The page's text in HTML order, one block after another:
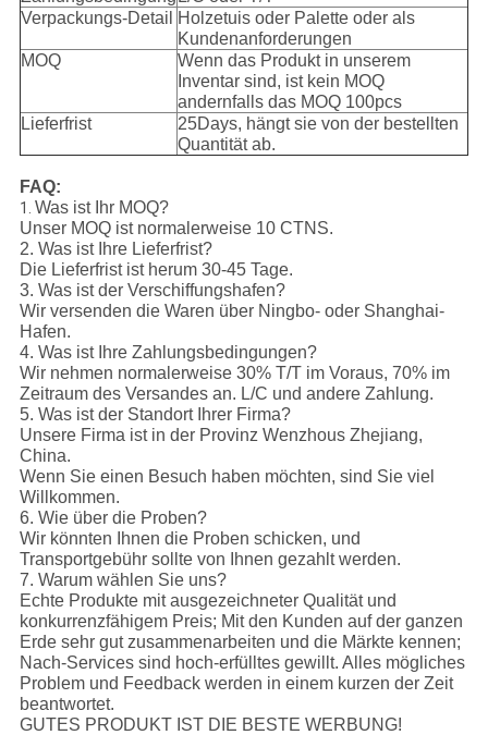
Verpackungs-Detail
Holzetuis oder Palette oder als
Kundenanforderungen
MOQ
Wenn das Produkt in unserem
Inventar sind, ist kein MOQ
andernfalls das MOQ 100pcs
Lieferfrist
25Days, hängt sie von der bestellten
Quantität ab.
FAQ:
1. Was ist Ihr MOQ?
Unser MOQ ist normalerweise 10 CTNS.
2. Was ist Ihre Lieferfrist?
Die Lieferfrist ist herum 30-45 Tage.
3. Was ist der Verschiffungshafen?
Wir versenden die Waren über Ningbo- oder Shanghai-
Hafen.
4. Was ist Ihre Zahlungsbedingungen?
Wir nehmen normalerweise 30% T/T im Voraus, 70% im
Zeitraum des Versandes an. L/C und andere Zahlung.
5. Was ist der Standort Ihrer Firma?
Unsere Firma ist in der Provinz Wenzhous Zhejiang,
China.
Wenn Sie einen Besuch haben möchten, sind Sie viel
Willkommen.
6. Wie über die Proben?
Wir könnten Ihnen die Proben schicken, und
Transportgebühr sollte von Ihnen gezahlt werden.
7. Warum wählen Sie uns?
Echte Produkte mit ausgezeichneter Qualität und
konkurrenzfähigem Preis; Mit den Kunden auf der ganzen
Erde sehr gut zusammenarbeiten und die Märkte kennen;
Nach-Services sind hoch-erfülltes gewillt. Alles mögliches
Problem und Feedback werden in einem kurzen der Zeit
beantwortet.
GUTES PRODUKT IST DIE BESTE WERBUNG!